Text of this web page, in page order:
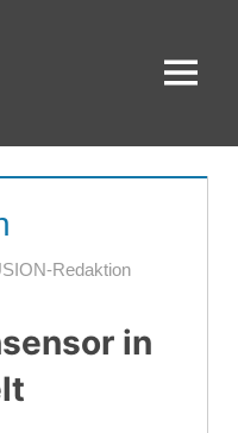
Menü
Redaktion
in